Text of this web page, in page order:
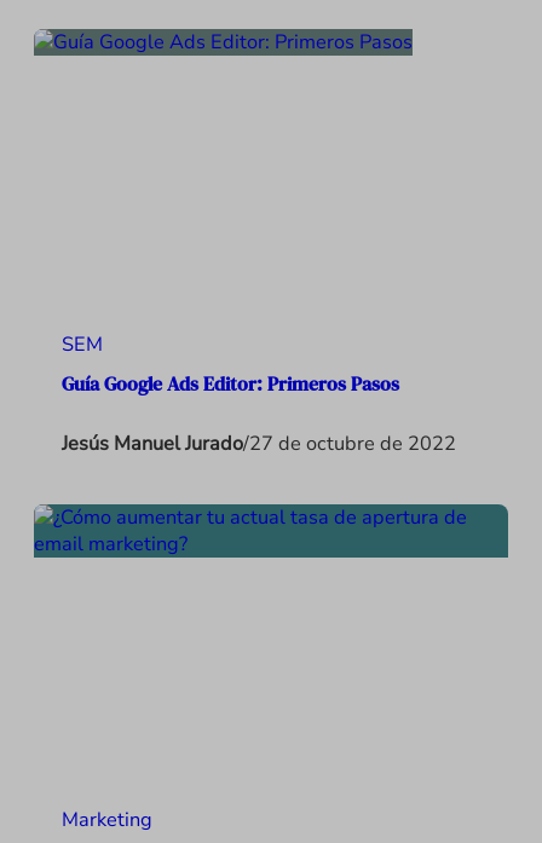
SEM
Guía Google Ads Editor: Primeros Pasos
Jesús Manuel Jurado/27 de octubre de 2022
Marketing